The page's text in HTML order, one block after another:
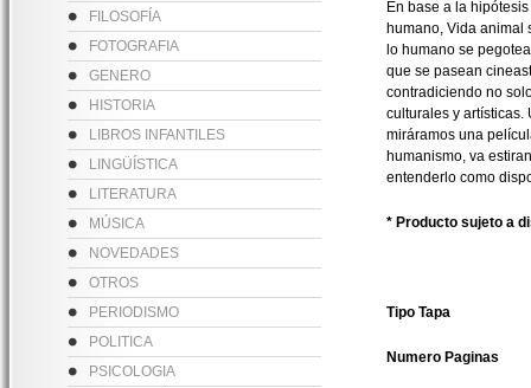
FILOSOFÍA
FOTOGRAFIA
GENERO
HISTORIA
LIBROS INFANTILES
LINGÜÍSTICA
LITERATURA
MÚSICA
NOVEDADES
OTROS
PERIODISMO
POLITICA
PSICOLOGIA
En base a la
humano, Vida animal
lo humano se
que se pasean
contradiciendo no
culturales y artísticas.
miráramos una
humanismo, va
entenderlo como
* Producto sujeto a
Tipo Tapa
Numero Paginas